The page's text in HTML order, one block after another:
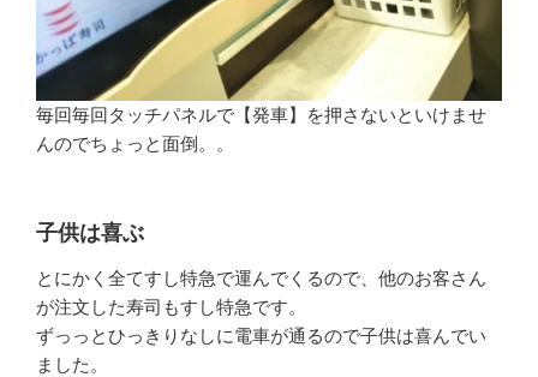
毎回毎回タッチパネルで【発車】を押さないといけませ
んのでちょっと面倒。。
子供は喜ぶ
とにかく全てすし特急で運んでくるので、他のお客さん
が注文した寿司もすし特急です。
ずっっとひっきりなしに電車が通るので子供は喜んでい
ました。